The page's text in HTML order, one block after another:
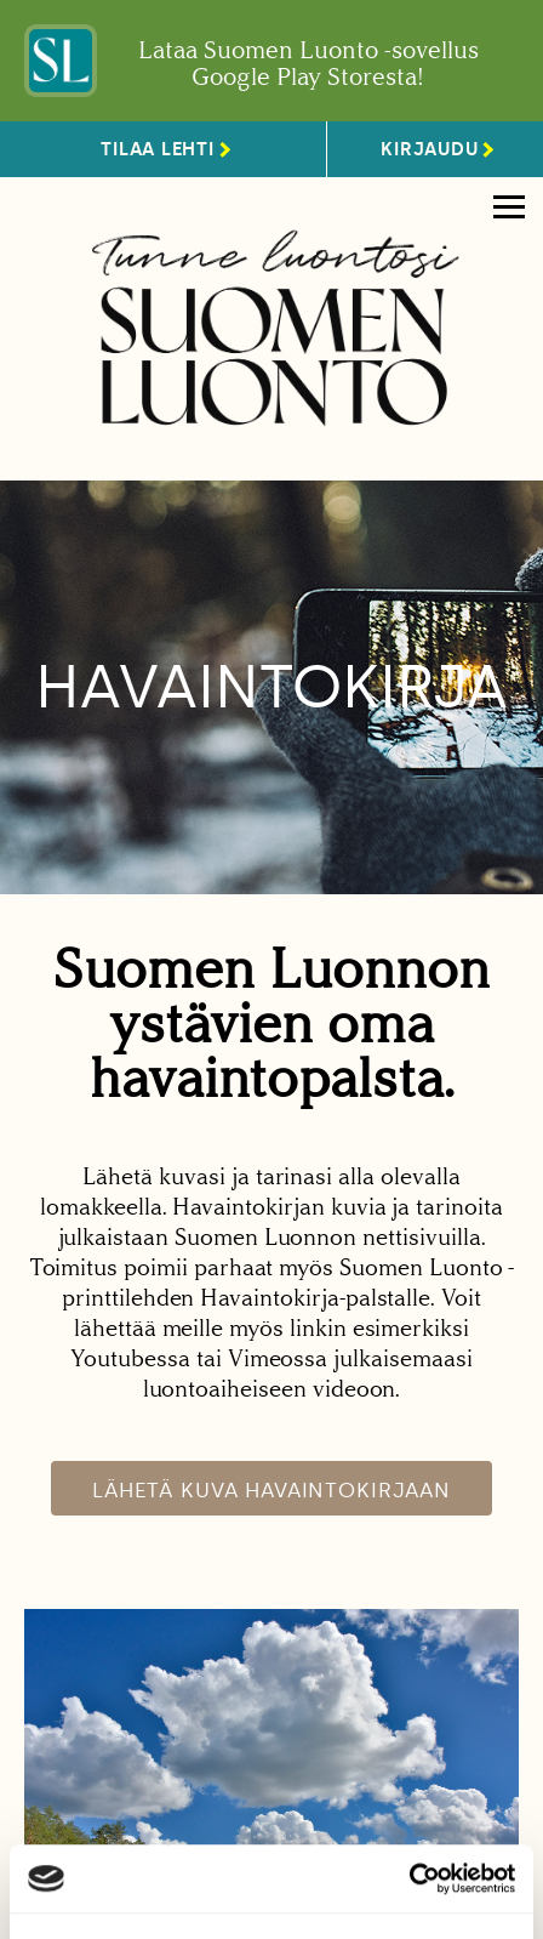
Lataa Suomen Luonto -sovellus
Google Play Storesta!
TILAA LEHTI KIRJAUDU
HAVAINTOKIRJA
Suomen Luonnon
ystävien oma
havaintopalsta.
Lähetä kuvasi ja tarinasi alla olevalla
lomakkeella. Havaintokirjan kuvia ja tarinoita
julkaistaan Suomen Luonnon nettisivuilla.
Toimitus poimii parhaat myös Suomen Luonto -
printtilehden Havaintokirja-palstalle. Voit
lähettää meille myös linkin esimerkiksi
Youtubessa tai Vimeossa julkaisemaasi
luontoaiheiseen videoon.
LÄHETÄ KUVA HAVAINTOKIRJAAN